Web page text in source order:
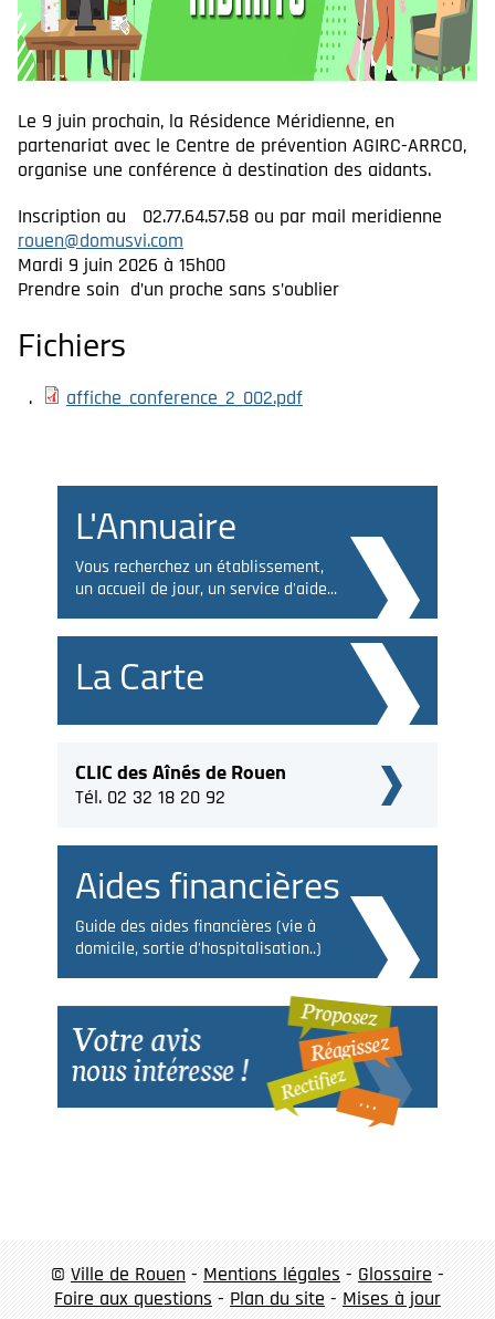
Le 9 juin prochain, la Résidence Méridienne, en
partenariat avec le Centre de prévention AGIRC-ARRCO,
organise une conférence à destination des aidants.
Inscription au 02.77.64.57.58 ou par mail meridienne
rouen@domusvi.com
Mardi 9 juin 2026 à 15h00
Prendre soin d’un proche sans s’oublier
Fichiers
affiche_conference_2_002.pdf
L'Annuaire
Vous recherchez un établissement,
un accueil de jour, un service d'aide...
La Carte
CLIC des Aînés de Rouen
Tél. 02 32 18 20 92
Aides financières
Guide des aides financières (vie à
domicile, sortie d'hospitalisation..)
© Ville de Rouen - Mentions légales - Glossaire -
Foire aux questions - Plan du site - Mises à jour